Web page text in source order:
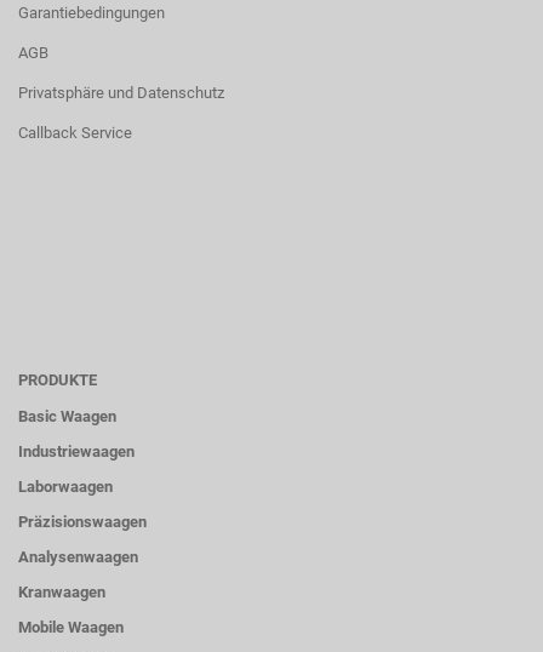
Garantiebedingungen
AGB
Privatsphäre und Datenschutz
Callback Service
PRODUKTE
Basic Waagen
Industriewaagen
Laborwaagen
Präzisionswaagen
Analysenwaagen
Kranwaagen
Mobile Waagen